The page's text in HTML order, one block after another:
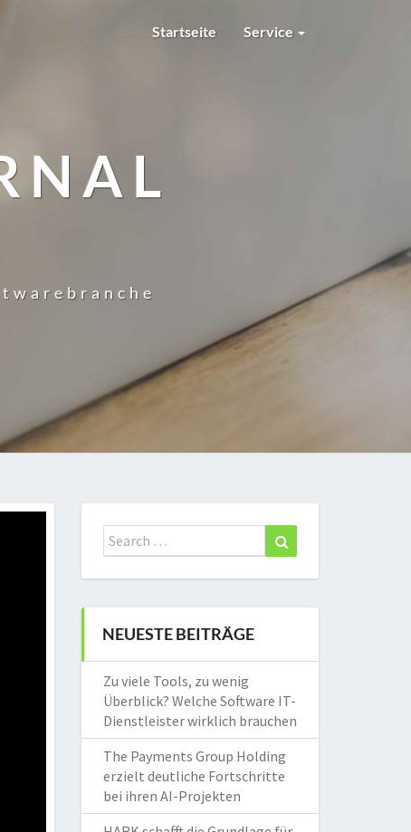
Startseite Service
Search
for:
NEUESTE BEITRÄGE
Zu viele Tools, zu wenig
Überblick? Welche Software IT-
Dienstleister wirklich brauchen
The Payments Group Holding
erzielt deutliche Fortschritte
bei ihren AI-Projekten